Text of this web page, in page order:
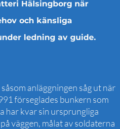
Hälsingborg när
och känsliga
ledning av guide.
anläggningen såg ut när
förseglades bunkern som
har kvar sin ursprungliga
väggen, målat av soldaterna